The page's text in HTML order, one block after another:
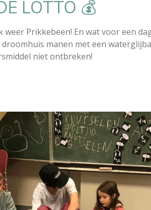
LOTTO 💰
weer Prikkebeen! En wat voor een
manen met een
niet ontbreken!